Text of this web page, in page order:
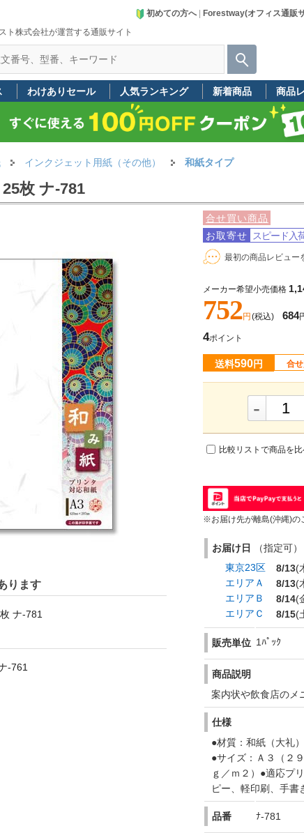
ト株式会社が運営する通販サイト
初めての方へ| Forestway(オフィス通販
わけありセール 人気ランキング 新着商品 商品
インクジェット用紙（その他） 和紙タイプ
枚 ナ-781
合せ買い商品
お取寄せ
スピード入
最初の商品レビュー
メーカー希望小売価格
752円 (税込) 684
4ポイント
送料590円 合
-
比較リストで商品を比
※お届け先が離島(沖縄)の
お届け日 （指定可
東京23区 8/13(
エリアＡ
8/13(
エリアＢ
8/14(
エリアＣ
8/15(
販売単位 1ﾊﾟｯｸ
商品説明
案内状や飲食店のメ
仕様
●材質：和紙（大礼）
●サイズ：Ａ３（２
ｇ／ｍ２）●適応プ
ピー、軽印刷、手書
品番 ﾅ-781
ります
ナ-781
-761